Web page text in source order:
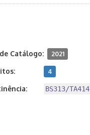
Catálogo: 2021
4
BS313/TA414